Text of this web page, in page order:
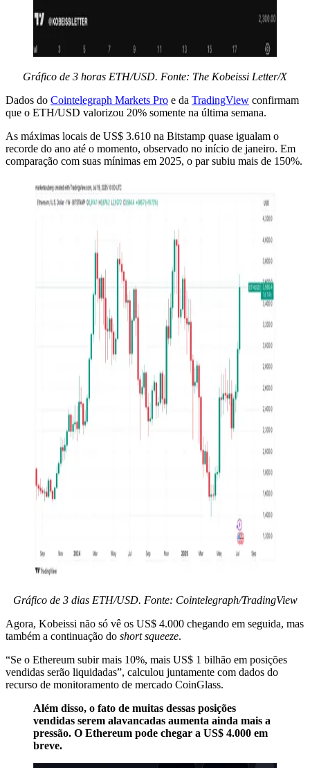
Gráfico de 3 horas ETH/USD. Fonte: The Kobeissi Letter/X
Dados do Cointelegraph Markets Pro e da TradingView confirmam
que o ETH/USD valorizou 20% somente na última semana.
As máximas locais de US$ 3.610 na Bitstamp quase igualam o
recorde do ano até o momento, observado no início de janeiro. Em
comparação com suas mínimas em 2025, o par subiu mais de 150%.
Gráfico de 3 dias ETH/USD. Fonte: Cointelegraph/TradingView
Agora, Kobeissi não só vê os US$ 4.000 chegando em seguida, mas
também a continuação do short squeeze.
“Se o Ethereum subir mais 10%, mais US$ 1 bilhão em posições
vendidas serão liquidadas”, calculou juntamente com dados do
recurso de monitoramento de mercado CoinGlass.
Além disso, o fato de muitas dessas posições
vendidas serem alavancadas aumenta ainda mais a
pressão. O Ethereum pode chegar a US$ 4.000 em
breve.